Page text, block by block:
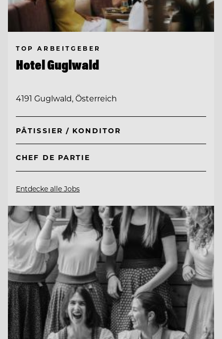
TOP ARBEITGEBER
Hotel Guglwald
4191 Guglwald, Österreich
PÂTISSIER / KONDITOR
CHEF DE PARTIE
Entdecke alle Jobs